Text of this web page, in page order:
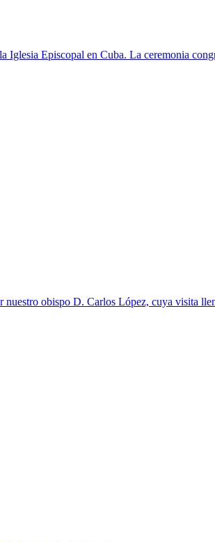
Episcopal en Cuba. La ceremonia
obispo D. Carlos López, cuya visita